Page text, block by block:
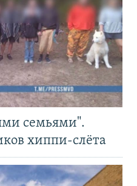
семьями".
хиппи-слёта